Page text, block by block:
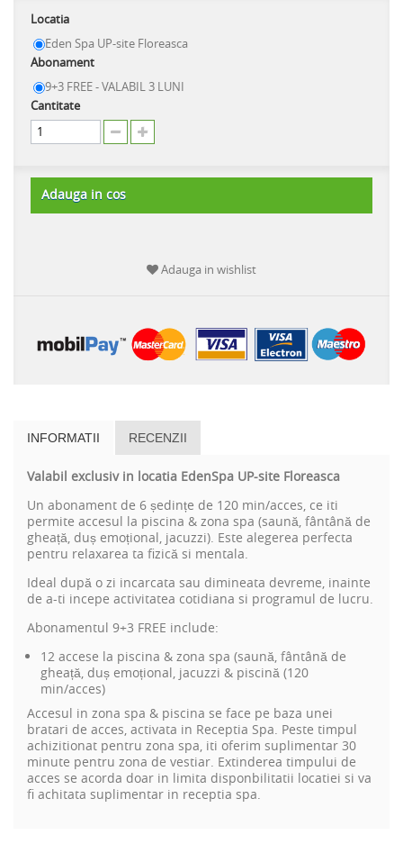
Locatia
Eden Spa UP-site Floreasca
Abonament
9+3 FREE - VALABIL 3 LUNI
Cantitate
Adauga in cos
Adauga in wishlist
INFORMATII RECENZII
Valabil exclusiv in locatia EdenSpa UP-site Floreasca
Un abonament de 6 ședințe de 120 min/acces, ce iti
permite accesul la piscina & zona spa (saună, fântână de
gheață, duș emoțional, jacuzzi). Este alegerea perfecta
pentru relaxarea ta fizică si mentala.
Ideal după o zi incarcata sau dimineata devreme, inainte
de a-ti incepe activitatea cotidiana si programul de lucru.
Abonamentul 9+3 FREE include:
12 accese la piscina & zona spa (saună, fântână de
gheață, duș emoțional, jacuzzi & piscină (120
min/acces)
Accesul in zona spa & piscina se face pe baza unei
bratari de acces, activata in Receptia Spa. Peste timpul
achizitionat pentru zona spa, iti oferim suplimentar 30
minute pentru zona de vestiar. Extinderea timpului de
acces se acorda doar in limita disponbilitatii locatiei si va
fi achitata suplimentar in receptia spa.